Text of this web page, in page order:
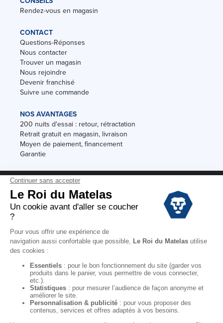
Rendez-vous en magasin
CONTACT
Questions-Réponses
Nous contacter
Trouver un magasin
Nous rejoindre
Devenir franchisé
Suivre une commande
NOS AVANTAGES
200 nuits d'essai : retour, rétractation
Retrait gratuit en magasin, livraison
Moyen de paiement, financement
Garantie
Conditions des offres
Black Friday
Destockage
Conditions Générales de vente magasin
Mentions Légales
Données personnelles
Codes promo Le Roi du Matelas